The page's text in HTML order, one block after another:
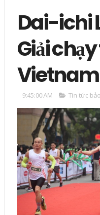
Dai-ichi
Giải
Vietnam
9:45:00 AM Tin tức